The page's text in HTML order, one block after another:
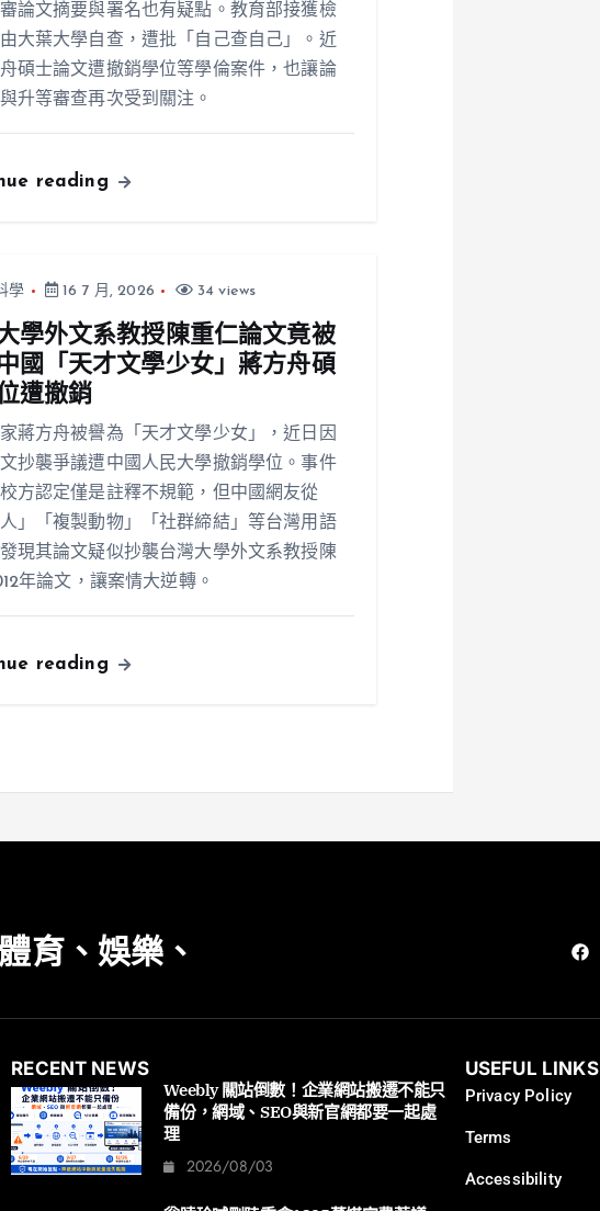
論文摘要與署名也有疑點。教育部接獲檢
大葉大學自查，遭批「自己查自己」。近
碩士論文遭撤銷學位等學倫案件，也讓論
升等審查再次受到關注。
reading
學 16 7 月, 2026 34 views
學外文系教授陳重仁論文竟被
國「天才文學少女」蔣方舟碩
遭撤銷
蔣方舟被譽為「天才文學少女」，近日因
抄襲爭議遭中國人民大學撤銷學位。事件
方認定僅是註釋不規範，但中國網友從
人」「複製動物」「社群締結」等台灣用語
現其論文疑似抄襲台灣大學外文系教授陳
年論文，讓案情大逆轉。
reading
育、娛樂、
RECENT NEWS
Weebly 關站倒數！企業網站搬遷不能只
備份，網域、SEO與新官網都要一起處
理
2026/08/03
USEFUL LINKS
Privacy Policy
Terms
Accessibility